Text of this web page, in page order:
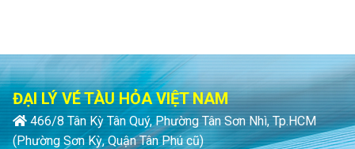
ĐẠI LÝ VÉ TÀU HỎA VIỆT NAM
466/8 Tân Kỳ Tân Quý, Phường Tân Sơn Nhì, Tp.HCM
(Phường Sơn Kỳ, Quận Tân Phú cũ)